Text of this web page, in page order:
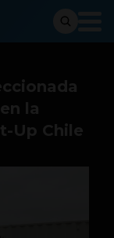
la
Up Chile